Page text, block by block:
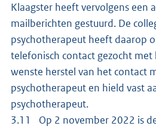
Klaagster heeft vervolgens een
mailberichten gestuurd. De
psychotherapeut heeft daarop
telefonisch contact gezocht met
wenste herstel van het contact
psychotherapeut en hield vast
psychotherapeut.
3.11 Op 2 november 2022 is